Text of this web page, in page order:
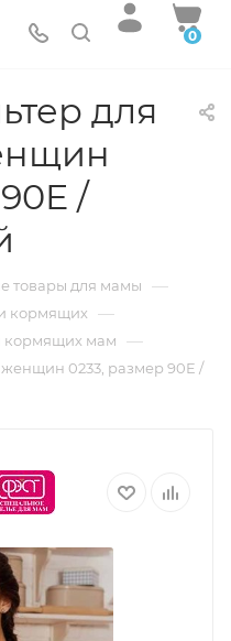
0
для
/
товары для мамы —
кормящих —
кормящих мам —
0233, размер 90E /